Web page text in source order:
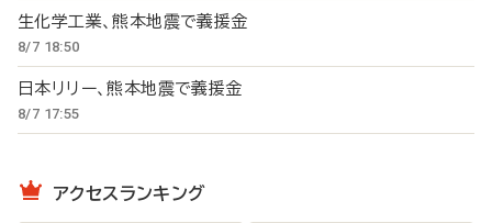
生化学工業、熊本地震で義援金
8/7 18:50
日本リリー、熊本地震で義援金
8/7 17:55
アクセスランキング